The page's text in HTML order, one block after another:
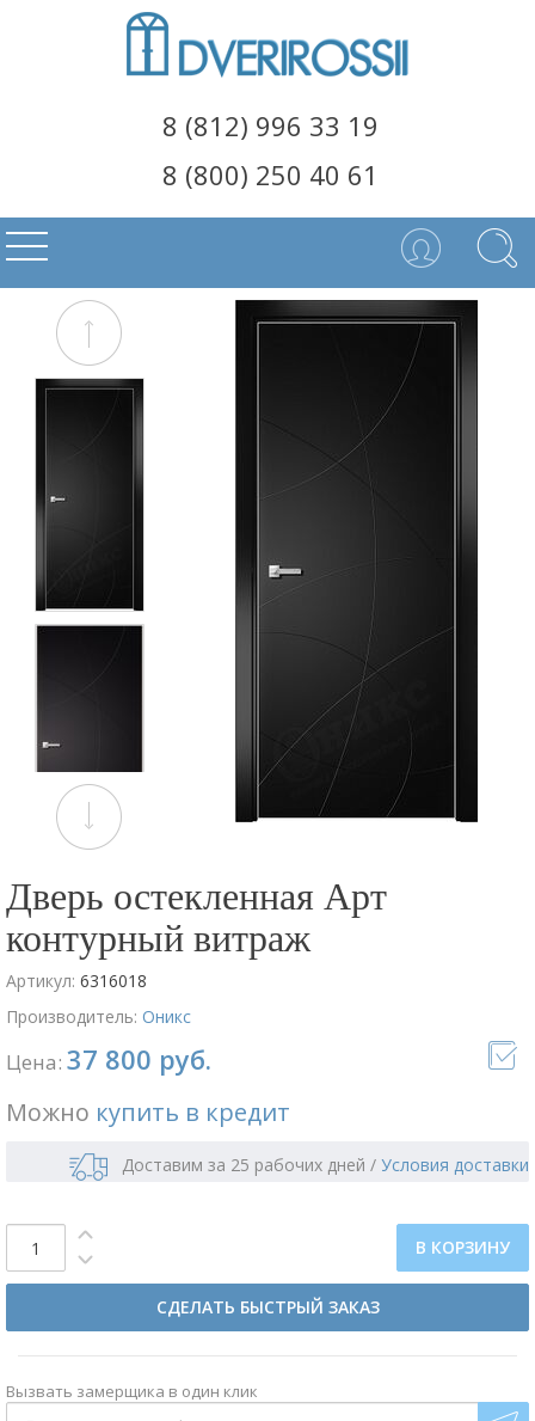
8 (812) 996 33 19
8 (800) 250 40 61
Дверь остекленная Арт
контурный витраж
Артикул: 6316018
Производитель: Оникс
Цена: 37 800 руб.
Можно купить в кредит
Доставим за 25 рабочих дней / Условия доставки
В КОРЗИНУ
СДЕЛАТЬ БЫСТРЫЙ ЗАКАЗ
Вызвать замерщика в один клик